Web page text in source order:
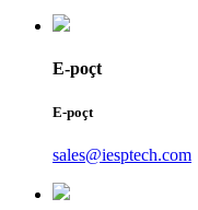
E-poçt
E-poçt
sales@iesptech.com